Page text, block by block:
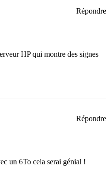
HP qui montre des signes
Répondre
un 6To cela serai génial !
Répondre